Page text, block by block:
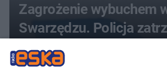
Zagrożenie wybuchem
Swarzędzu. Policja
latka, który zgłosił
aucie